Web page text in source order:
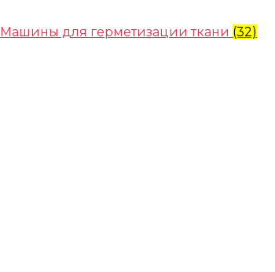
Машины для герметизации ткани (32)